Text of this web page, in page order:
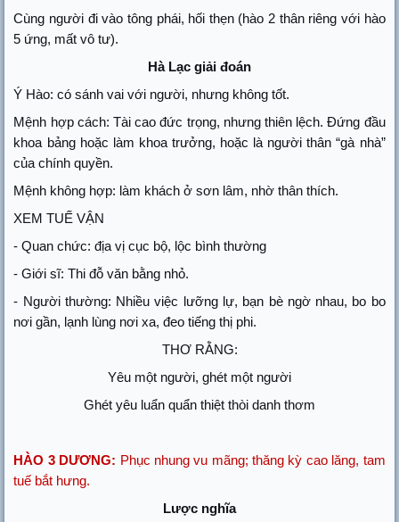
Cùng người đi vào tông phái, hối thẹn (hào 2 thân riêng với hào
5 ứng, mất vô tư).
Hà Lạc giải đoán
Ý Hào: có sánh vai với người, nhưng không tốt.
Mệnh hợp cách: Tài cao đức trọng, nhưng thiên lệch. Đứng đầu
khoa bảng hoặc làm khoa trưởng, hoặc là người thân “gà nhà”
của chính quyền.
Mệnh không hợp: làm khách ở sơn lâm, nhờ thân thích.
XEM TUẾ VẬN
- Quan chức: địa vị cục bộ, lộc bình thường
- Giới sĩ: Thi đỗ văn bằng nhỏ.
- Người thường: Nhiều việc lưỡng lự, bạn bè ngờ nhau, bo bo
nơi gần, lạnh lùng nơi xa, đeo tiếng thị phi.
THƠ RẰNG:
Yêu một người, ghét một người
Ghét yêu luẩn quẩn thiệt thòi danh thơm
HÀO 3 DƯƠNG: Phục nhung vu mãng; thăng kỳ cao lăng, tam
tuế bắt hưng.
Lược nghĩa